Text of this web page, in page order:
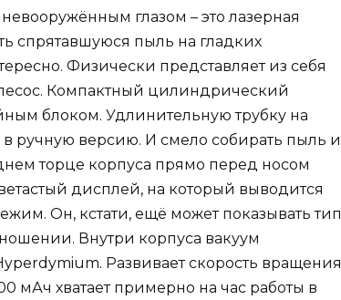
глазом – это лазерная
спрятавшуюся пыль на гладких
Физически представляет из себя
Компактный цилиндрический
блоком. Удлинительную трубку на
ручную версию. И смело собирать пыль и
торце корпуса прямо перед носом
дисплей, на который выводится
Он, кстати, ещё может показывать тип
Внутри корпуса вакуум
Развивает скорость вращения
мАч хватает примерно на час работы в